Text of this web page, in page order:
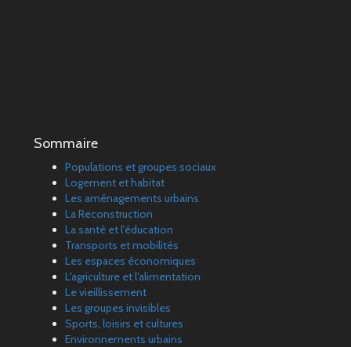
Sommaire
Populations et groupes sociaux
Logement et habitat
Les aménagements urbains
La Reconstruction
La santé et l'éducation
Transports et mobilités
Les espaces économiques
L'agriculture et l'alimentation
Le vieillissement
Les groupes invisibles
Sports, loisirs et cultures
Environnements urbains